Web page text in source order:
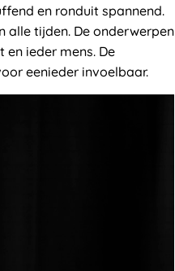
en ronduit spannend.
alle tijden. De onderwerpen
ieder mens. De
eenieder invoelbaar.